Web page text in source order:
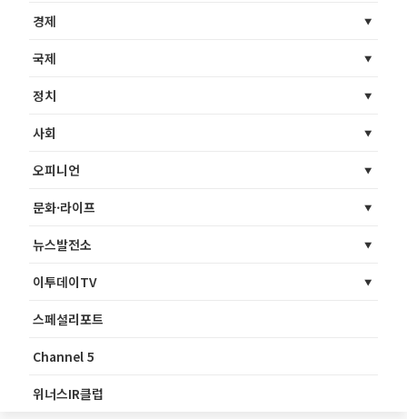
경제
국제
정치
사회
오피니언
문화·라이프
뉴스발전소
이투데이TV
스페셜리포트
Channel 5
위너스IR클럽